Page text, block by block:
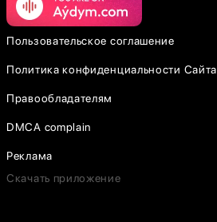
Пользовательское соглашение
Политика конфиденциальности Сайта
Правообладателям
DMCA complain
Реклама
Скачать приложение